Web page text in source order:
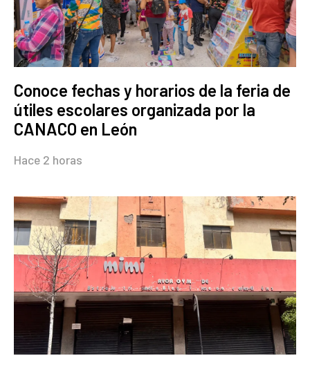
Conoce fechas y horarios de la feria de
útiles escolares organizada por la
CANACO en León
Hace 2 horas